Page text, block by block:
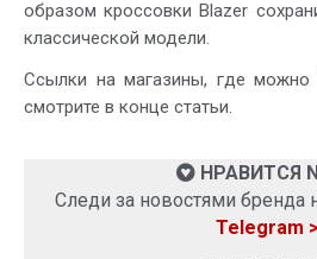
образом кроссовки Blazer
классической модели.
Ссылки на магазины, где можно
смотрите в конце статьи.
НРАВИТСЯ
Следи за новостями бренда
Telegram >